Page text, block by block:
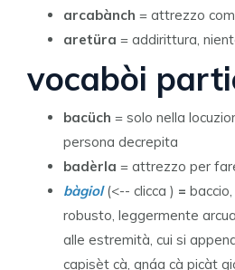
arcabànch = attrezzo
aretüra = addirittura,
vocabòi
bacüch = solo nella
persona decrepita
badèrla = attrezzo per
bàgiol(<-- clicca ) =
robusto, leggermente
alle estremità, cui si
capisèt cà, gnáa cà picàt